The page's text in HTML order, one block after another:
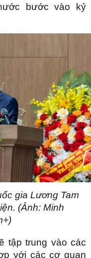
bước vào kỷ
gia Lương Tam
(Ảnh: Minh
tập trung vào các
với các cơ quan